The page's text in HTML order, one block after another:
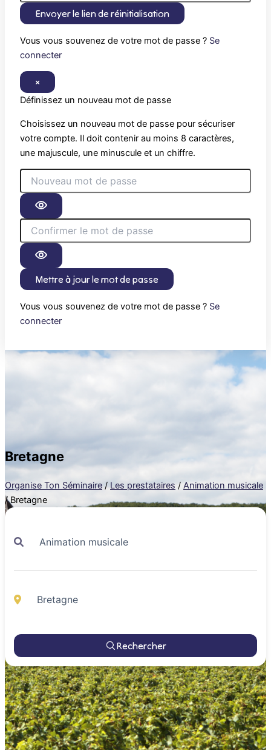
Envoyer le lien de réinitialisation
Vous vous souvenez de votre mot de passe ? Se
connecter
×
Définissez un nouveau mot de passe
Choisissez un nouveau mot de passe pour sécuriser
votre compte. Il doit contenir au moins 8 caractères,
une majuscule, une minuscule et un chiffre.
Mettre à jour le mot de passe
Vous vous souvenez de votre mot de passe ? Se
connecter
Bretagne
Organise Ton Séminaire / Les prestataires / Animation musicale
/ Bretagne
Rechercher